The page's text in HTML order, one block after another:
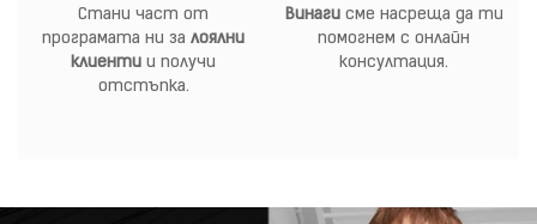
Стани част от
програмата ни за лоялни
клиенти и получи
отстъпка.
Винагисме насреща да ти
помогнем с онлайн
консултация.